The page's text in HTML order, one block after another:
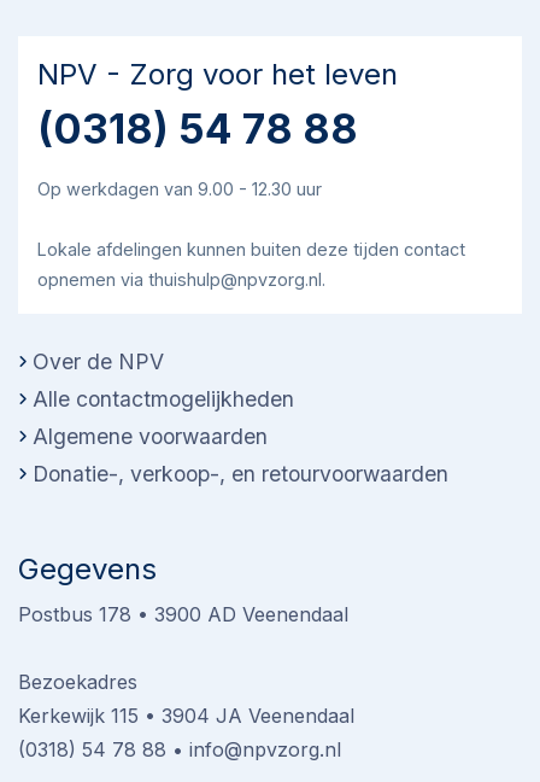
NPV - Zorg voor het leven
(0318) 54 78 88
Op werkdagen van 9.00 - 12.30 uur
Lokale afdelingen kunnen buiten deze tijden contact
opnemen via thuishulp@npvzorg.nl.
Over de NPV
Alle contactmogelijkheden
Algemene voorwaarden
Donatie-, verkoop-, en retourvoorwaarden
Gegevens
Postbus 178 • 3900 AD Veenendaal
Bezoekadres
Kerkewijk 115 • 3904 JA Veenendaal
(0318) 54 78 88 • info@npvzorg.nl